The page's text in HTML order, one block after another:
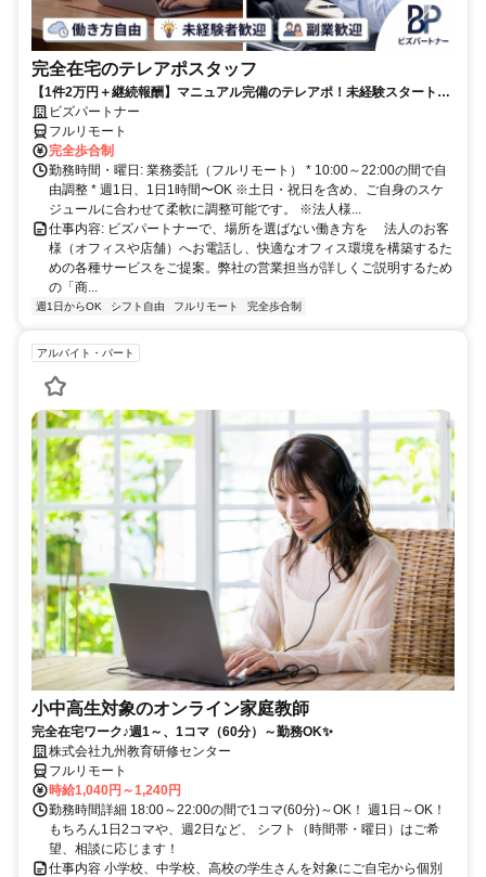
完全在宅のテレアポスタッフ
【1件2万円＋継続報酬】マニュアル完備のテレアポ！未経験スタートの
副業スタッフ活躍中／丁寧なフォロー体制あり
ビズパートナー
フルリモート
完全歩合制
勤務時間・曜日: 業務委託（フルリモート） * 10:00～22:00の間で自
由調整 * 週1日、1日1時間〜OK ※土日・祝日を含め、ご自身のスケ
ジュールに合わせて柔軟に調整可能です。 ※法人様...
仕事内容: ビズパートナーで、場所を選ばない働き方を 法人のお客
様（オフィスや店舗）へお電話し、快適なオフィス環境を構築するた
めの各種サービスをご提案。弊社の営業担当が詳しくご説明するため
の「商...
週1日からOK シフト自由 フルリモート 完全歩合制
アルバイト・パート
小中高生対象のオンライン家庭教師
完全在宅ワーク♪週1～、1コマ（60分）～勤務OK✨
株式会社九州教育研修センター
フルリモート
時給1,040円～1,240円
勤務時間詳細 18:00～22:00の間で1コマ(60分)～OK！ 週1日～OK！
もちろん1日2コマや、週2日など、 シフト（時間帯・曜日）はご希
望、相談に応じます！
仕事内容 小学校、中学校、高校の学生さんを対象にご自宅から個別